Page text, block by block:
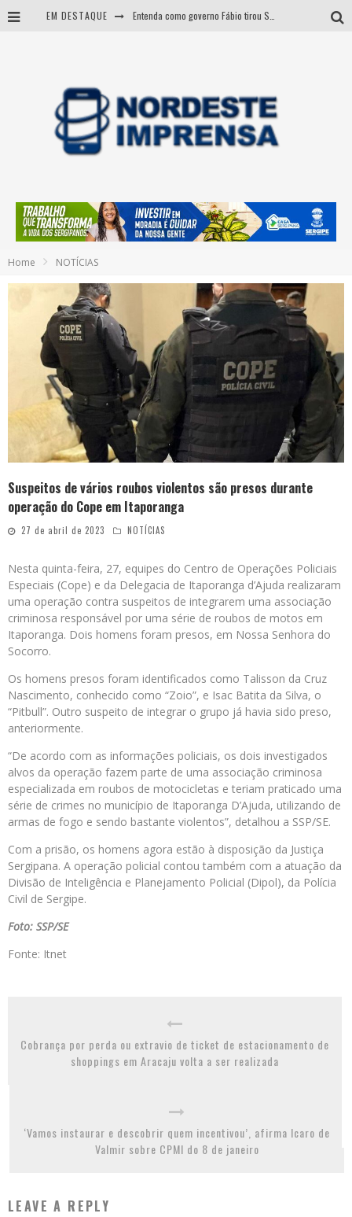
EM DESTAQUE
Sergipe: operação mira grupo suspeito de comandar crimes de dentro de presídio
Home NOTÍCIAS
Suspeitos de vários roubos violentos são presos durante
operação do Cope em Itaporanga
27 de abril de 2023 NOTÍCIAS
Nesta quinta-feira, 27, equipes do Centro de Operações Policiais
Especiais (Cope) e da Delegacia de Itaporanga d’Ajuda realizaram
uma operação contra suspeitos de integrarem uma associação
criminosa responsável por uma série de roubos de motos em
Itaporanga. Dois homens foram presos, em Nossa Senhora do
Socorro.
Os homens presos foram identificados como Talisson da Cruz
Nascimento, conhecido como “Zoio”, e Isac Batita da Silva, o
“Pitbull”. Outro suspeito de integrar o grupo já havia sido preso,
anteriormente.
“De acordo com as informações policiais, os dois investigados
alvos da operação fazem parte de uma associação criminosa
especializada em roubos de motocicletas e teriam praticado uma
série de crimes no município de Itaporanga D’Ajuda, utilizando de
armas de fogo e sendo bastante violentos”, detalhou a SSP/SE.
Com a prisão, os homens agora estão à disposição da Justiça
Sergipana. A operação policial contou também com a atuação da
Divisão de Inteligência e Planejamento Policial (Dipol), da Polícia
Civil de Sergipe.
Foto: SSP/SE
Fonte: Itnet
Cobrança por perda ou extravio de ticket de estacionamento de
shoppings em Aracaju volta a ser realizada
‘Vamos instaurar e descobrir quem incentivou’, afirma Icaro de
Valmir sobre CPMI do 8 de janeiro
LEAVE A REPLY